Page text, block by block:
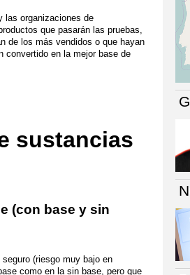
las organizaciones de
que pasarán las pruebas,
de los más vendidos o que hayan
convertido en la mejor base de
sustancias
(con base y sin
(riesgo muy bajo en
como en la sin base, pero que